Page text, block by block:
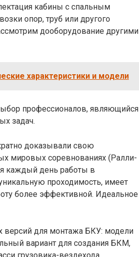
кабины с спальным
опор, труб или другого
дооборудование другими
характеристики и модели
профессионалов, являющийся
задач.
доказывали свою
мировых соревнованиях (Ралли-
каждый день работы в
проходимость, имеет
более эффективной. Идеальное
версий для монтажа БКУ: модели
вариант для создания БКМ,